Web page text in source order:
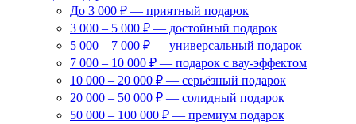
До 3 000 ₽ — приятный подарок
3 000 – 5 000 ₽ — достойный подарок
5 000 – 7 000 ₽ — универсальный подарок
7 000 – 10 000 ₽ — подарок с вау-эффектом
10 000 – 20 000 ₽ — серьёзный подарок
20 000 – 50 000 ₽ — солидный подарок
50 000 – 100 000 ₽ — премиум подарок